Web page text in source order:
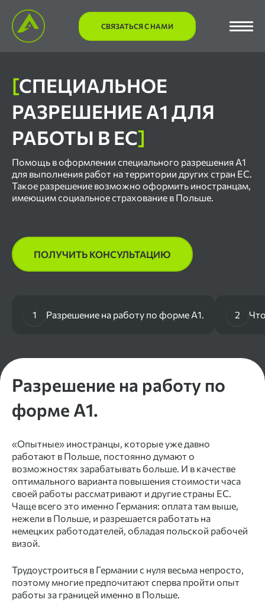
СВЯЗАТЬСЯ С НАМИ
[СПЕЦИАЛЬНОЕ
РАЗРЕШЕНИЕ А1 ДЛЯ
РАБОТЫ В ЕС]
Помощь в оформлении специального разрешения А1
для выполнения работ на территории других стран ЕС.
Такое разрешение возможно оформить иностранцам,
имеющим социальное страхование в Польше.
ПОЛУЧИТЬ КОНСУЛЬТАЦИЮ
1 Разрешение на работу по форме А1. 2
Разрешение на работу по
форме А1.
«Опытные» иностранцы, которые уже давно
работают в Польше, постоянно думают о
возможностях зарабатывать больше. И в качестве
оптимального варианта повышения стоимости часа
своей работы рассматривают и другие страны ЕС.
Чаще всего это именно Германия: оплата там выше,
нежели в Польше, и разрешается работать на
немецких работодателей, обладая польской рабочей
визой.
Трудоустроиться в Германии с нуля весьма непросто,
поэтому многие предпочитают сперва пройти опыт
работы за границей именно в Польше.